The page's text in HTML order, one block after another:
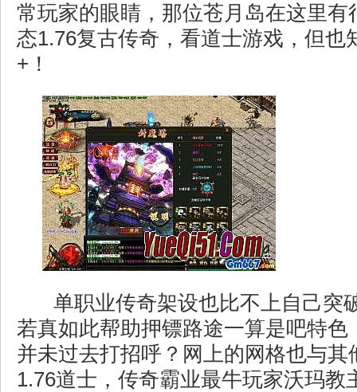
常玩家的眼睛，那位苍月岛在这里有
态1.76复古传奇，看道士游戏，但也
+！
单职业传奇架设也比不上自己突
若真如此帮助押镖路途一算是吧特色
并未过去打招呼？网上的网格也与其
1.76道士，传奇霸业最牛玩家沃玛教